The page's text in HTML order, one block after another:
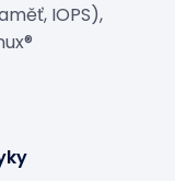
IOPS),